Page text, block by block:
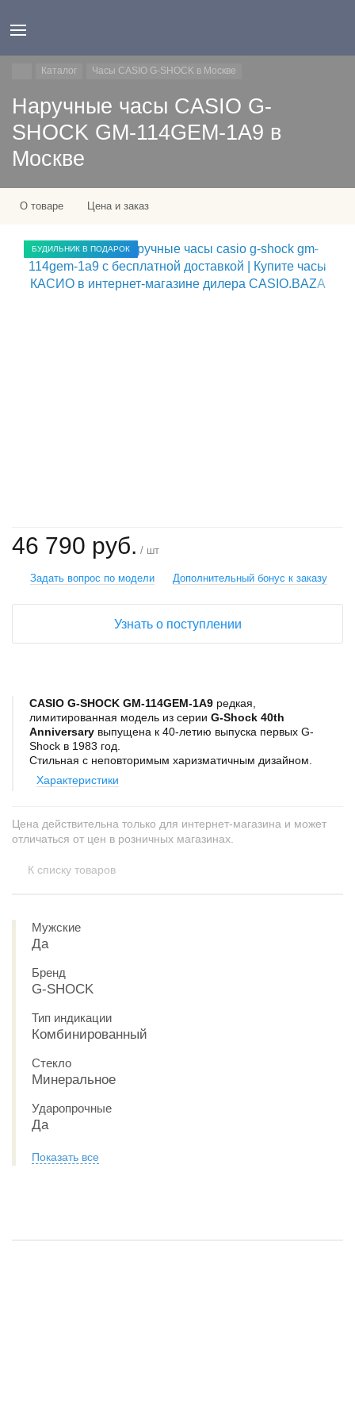
Каталог Часы CASIO G-SHOCK в Москве
Наручные часы CASIO G-
SHOCK GM-114GEM-1A9 в
Москве
О товаре Цена и заказ
БУДИЛЬНИК В ПОДАРОК
CASIO G-SHOCK GM-114GEM-1A9 редкая,
лимитированная модель из серии G-Shock 40th
Anniversary выпущена к 40-летию выпуска первых G-
Shock в 1983 год.
Стильная с неповторимым харизматичным дизайном.
Характеристики
46 790 руб. / шт
Задать вопрос по модели Дополнительный бонус к заказу
Узнать о поступлении
Цена действительна только для интернет-магазина и может
отличаться от цен в розничных магазинах.
К списку товаров
Мужские
Да
Бренд
G-SHOCK
Тип индикации
Комбинированный
Стекло
Минеральное
Ударопрочные
Да
Показать все